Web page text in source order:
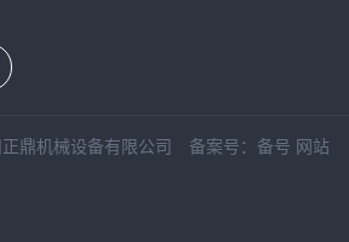
鼎机械设备有限公司 备案号： 备号 网站